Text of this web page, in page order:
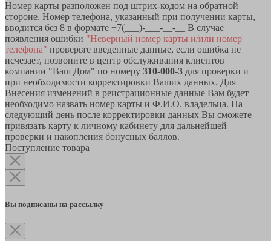
Номер карты разположен под штрих-кодом на обратной
стороне. Номер телефона, указанный при получении карты,
вводится без 8 в формате +7(___)-___-__-__ В случае
появления ошибки "Неверный номер карты и/или номер
телефона" проверьте введенные данные, если ошибка не
исчезает, позвоните в центр обслуживания клиентов
компании "Ваш Дом" по номеру 310-000-3 для проверки и
при необходимости корректировки Ваших данных. Для
Внесения изменений в реистрационные данные Вам будет
необходимо назвать номер карты и Ф.И.О. владельца. На
следующий день после корректировки данных Вы сможете
привязать карту к личному кабинету для дальнейшей
проверки и накопления бонусных баллов.
Поступление товара
Вы подписаны на рассылку